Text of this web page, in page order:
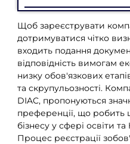
Щоб зареєструвати
дотримуватися чітко
входить подання
відповідність вимогам
низку обов'язкових
та скрупульозності.
DIAC, пропонуються
преференції, що
бізнесу у сфері освіти
Процес реєстрації